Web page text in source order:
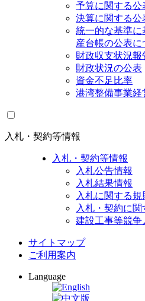
予算に関する公
決算に関する公
統一的な基準に
産台帳の公表に
財政収支状況報
財政状況の公表
資金不足比率
港湾整備事業経
入札・契約等情報
入札・契約等情報
入札公告情報
入札結果情報
入札に関する規
入札・契約に
建設工事等競
サイトマップ
ご利用案内
Language